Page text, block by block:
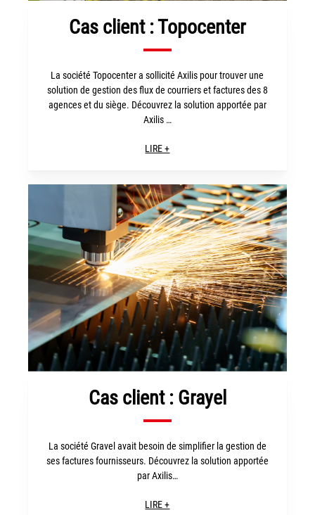
Cas client : Topocenter
La société Topocenter a sollicité Axilis pour trouver une
solution de gestion des flux de courriers et factures des 8
agences et du siège. Découvrez la solution apportée par
Axilis …
LIRE +
Cas client : Grayel
La société Gravel avait besoin de simplifier la gestion de
ses factures fournisseurs. Découvrez la solution apportée
par Axilis…
LIRE +